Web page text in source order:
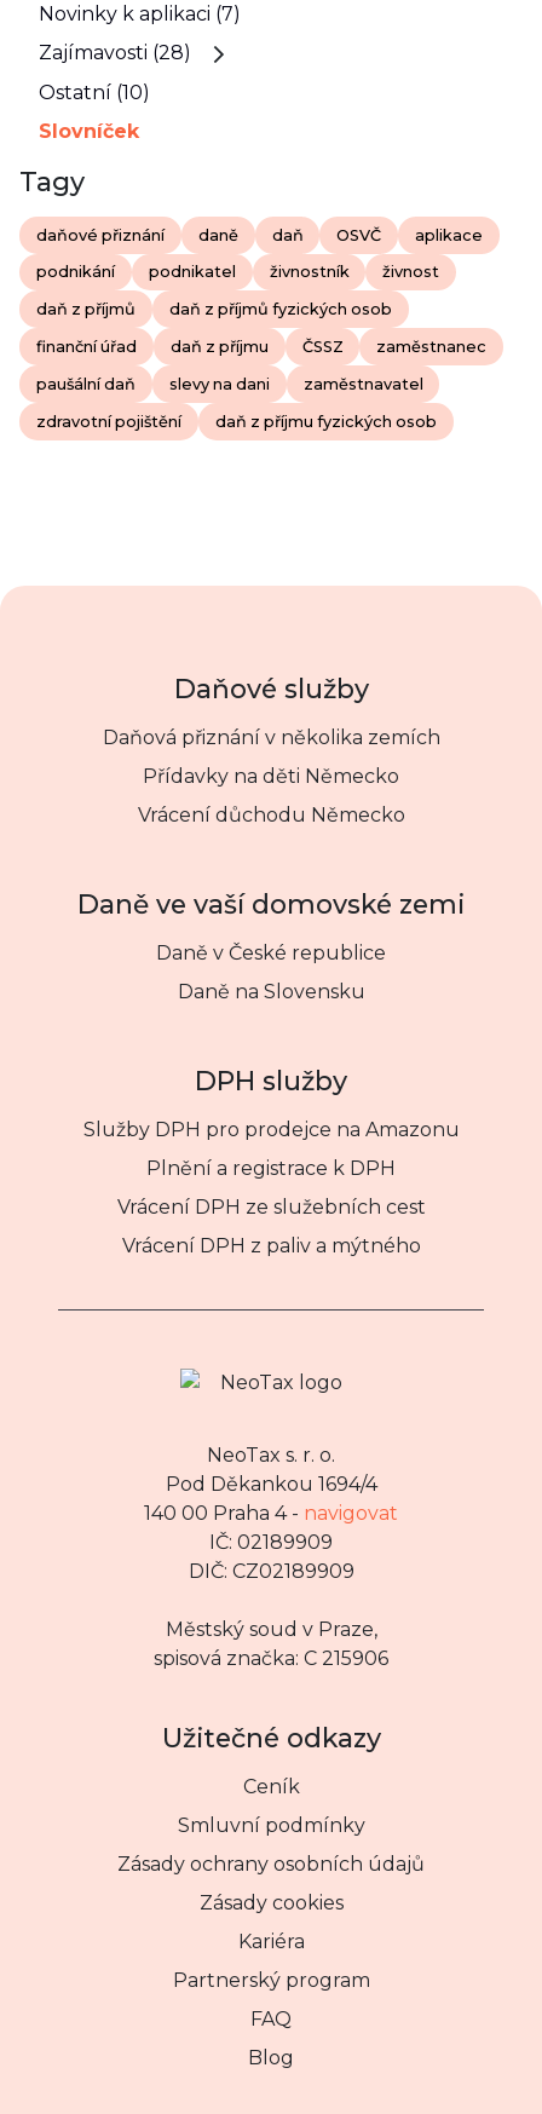
Novinky k aplikaci (7)
Zajímavosti (28)
Ostatní (10)
Slovníček
Tagy
daňové přiznání daně daň OSVČ aplikace
podnikání podnikatel živnostník živnost
daň z příjmů daň z příjmů fyzických osob
finanční úřad daň z příjmu ČSSZ zaměstnanec
paušální daň slevy na dani zaměstnavatel
zdravotní pojištění daň z příjmu fyzických osob
Daňové služby
Daňová přiznání v několika zemích
Přídavky na děti Německo
Vrácení důchodu Německo
Daně ve vaší domovské zemi
Daně v České republice
Daně na Slovensku
DPH služby
Služby DPH pro prodejce na Amazonu
Plnění a registrace k DPH
Vrácení DPH ze služebních cest
Vrácení DPH z paliv a mýtného
NeoTax s. r. o.
Pod Děkankou 1694/4
140 00 Praha 4 - navigovat
IČ: 02189909
DIČ: CZ02189909
Městský soud v Praze,
spisová značka: C 215906
Užitečné odkazy
Ceník
Smluvní podmínky
Zásady ochrany osobních údajů
Zásady cookies
Kariéra
Partnerský program
FAQ
Blog